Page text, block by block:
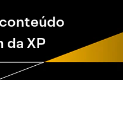
da XP